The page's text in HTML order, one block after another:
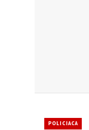
POLICIACA